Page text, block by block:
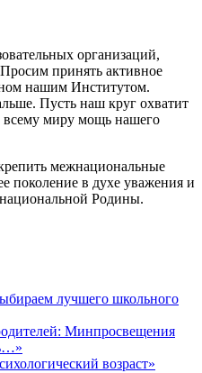
организаций,
принять активное
нашим Институтом.
Пусть наш круг охватит
миру мощь нашего
межнациональные
поколение в духе уважения и
Родины.
лучшего школьного
Минпросвещения
возраст»